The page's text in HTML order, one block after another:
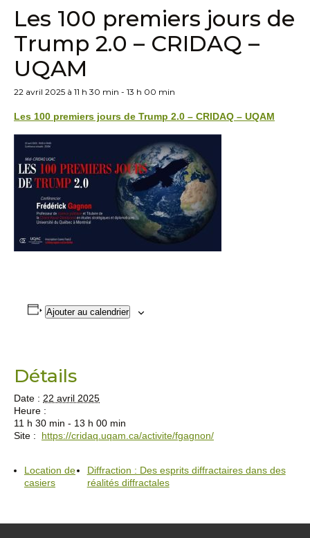
Les 100 premiers jours de
Trump 2.0 – CRIDAQ –
UQAM
22 avril 2025 à 11 h 30 min - 13 h 00 min
Les 100 premiers jours de Trump 2.0 – CRIDAQ – UQAM
Ajouter au calendrier
Détails
Date : 22 avril 2025
Heure :
11 h 30 min - 13 h 00 min
Site :
https://cridaq.uqam.ca/activite/fgagnon/
Location de
casiers
Diffraction : Des esprits diffractaires dans des
réalités diffractales